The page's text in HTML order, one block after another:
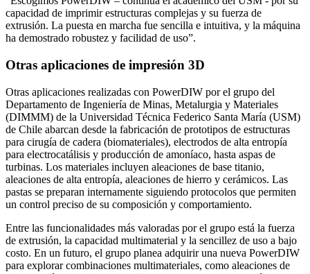
capacidad de imprimir estructuras complejas y su fuerza de
extrusión. La puesta en marcha fue sencilla e intuitiva, y la máquina
ha demostrado robustez y facilidad de uso”.
Otras aplicaciones de impresión 3D
Otras aplicaciones realizadas con PowerDIW por el grupo del
Departamento de Ingeniería de Minas, Metalurgia y Materiales
(DIMMM) de la Universidad Técnica Federico Santa María (USM)
de Chile abarcan desde la fabricación de prototipos de estructuras
para cirugía de cadera (biomateriales), electrodos de alta entropía
para electrocatálisis y producción de amoníaco, hasta aspas de
turbinas. Los materiales incluyen aleaciones de base titanio,
aleaciones de alta entropía, aleaciones de hierro y cerámicos. Las
pastas se preparan internamente siguiendo protocolos que permiten
un control preciso de su composición y comportamiento.
Entre las funcionalidades más valoradas por el grupo está la fuerza
de extrusión, la capacidad multimaterial y la sencillez de uso a bajo
costo. En un futuro, el grupo planea adquirir una nueva PowerDIW
para explorar combinaciones multimateriales, como aleaciones de